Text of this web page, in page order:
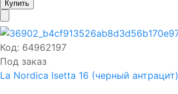
Код: 64962197
Под заказ
La Nordica Isetta 16 (черный антрацит)